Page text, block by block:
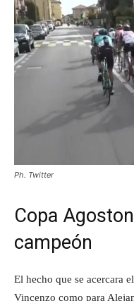
Ph. Twitter
Copa
campeón
El hecho que se acercara
Vincenzo como para